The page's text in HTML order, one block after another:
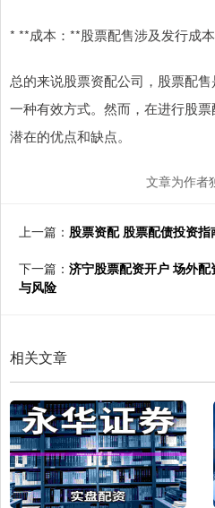
* **成本：**股票配售涉及发行成
总的来说股票资配公司，股票配
一种有效方式。然而，在进行股
潜在的优点和缺点。
文章为作者
上一篇： 股票资配 股票配债投资
下一篇： 济宁股票配资开户 场外
与风险
相关文章